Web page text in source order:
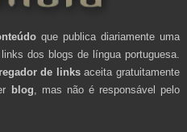
que publica diariamente uma
dos blogs de língua portuguesa.
de linksaceita gratuitamente
blog , mas não é responsável pelo